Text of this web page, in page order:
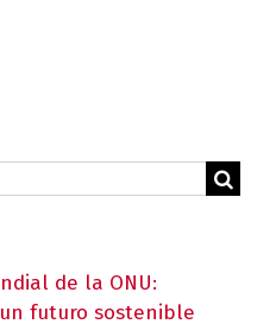
de la ONU:
futuro sostenible